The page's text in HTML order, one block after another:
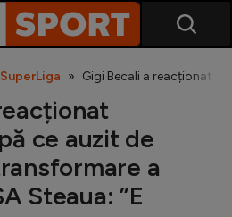
SuperLiga Gigi Becali a reacționat
ce auzit de
a
Steaua: ”E